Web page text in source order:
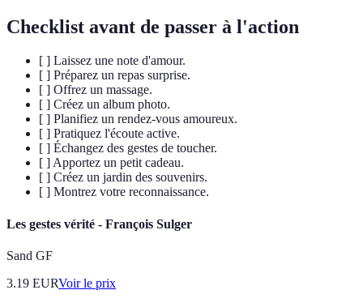
Checklist avant de passer à l'action
[ ] Laissez une note d'amour.
[ ] Préparez un repas surprise.
[ ] Offrez un massage.
[ ] Créez un album photo.
[ ] Planifiez un rendez-vous amoureux.
[ ] Pratiquez l'écoute active.
[ ] Échangez des gestes de toucher.
[ ] Apportez un petit cadeau.
[ ] Créez un jardin des souvenirs.
[ ] Montrez votre reconnaissance.
Les gestes vérité - François Sulger
Sand GF
3.19 EURVoir le prix